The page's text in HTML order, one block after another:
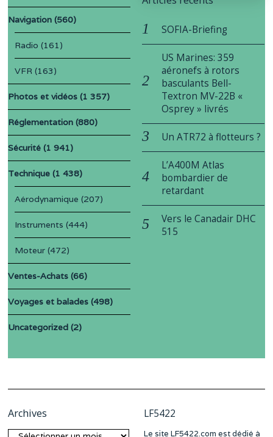
Navigation (560)
Radio (161)
VFR (163)
Photos et vidéos (1 357)
Réglementation (880)
Sécurité (1 941)
Technique (1 438)
Aérodynamique (207)
Instruments (444)
Moteur (472)
Ventes-Achats (66)
Voyages et balades (498)
Uncategorized (2)
SOFIA-Briefing
US Marines: 359
aéronefs à rotors
basculants Bell-
Textron MV-22B «
Osprey » livrés
Un ATR72 à flotteurs ?
L’A400M Atlas
bombardier de
retardant
Vers le Canadair DHC
515
Archives LF5422
Le site LF5422.com est dédié à